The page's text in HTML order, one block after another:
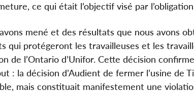
ce qui était l’objectif visé par
mené et des résultats que nous avons
qui protégeront les travailleuses et les
de l’Ontario d’Unifor. Cette décision
: la décision d’Audient de fermer l’usine de
mais constituait manifestement une